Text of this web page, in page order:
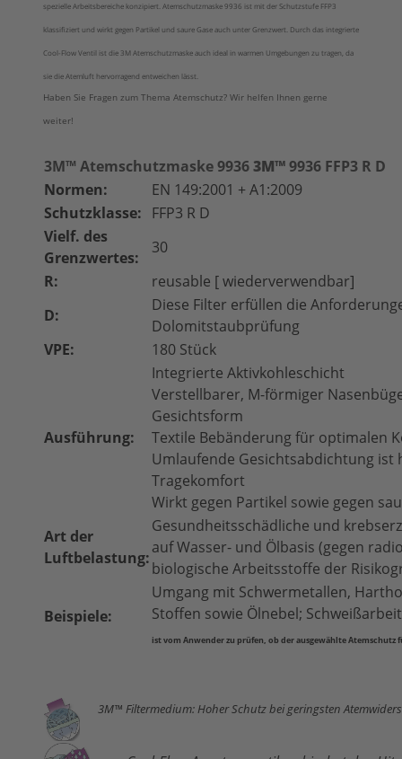
spezielle Arbeitsbereiche konzipiert. Atemschutzmaske 9936 ist mit der Schutzstufe FFP3
klassifiziert und wirkt gegen Partikel und saure Gase auch unter Grenzwert. Durch das integrierte
Cool-Flow Ventil ist die 3M Atemschutzmaske auch ideal in warmen Umgebungen zu tragen, da
sie die Atemluft hervorragend entweichen lässt.
Haben Sie Fragen zum Thema Atemschutz? Wir helfen Ihnen gerne
weiter!
3M™ Atemschutzmaske 99363M™9936 FFP3 R D
Normen:
EN 149:2001 + A1:2009
Schutzklasse: FFP3 R D
Vielf. des
Grenzwertes:
30
R:
reusable [ wiederverwendbar]
D:
Diese Filter erfüllen die
Dolomitstaubprüfung
VPE:
180 Stück
Ausführung:
Integrierte Aktivkohleschicht
Verstellbarer, M-förmiger
Gesichtsform
Textile Bebänderung für optimalen
Umlaufende Gesichtsabdichtung
Tragekomfort
Wirkt gegen Partikel sowie gegen
Art der
Luftbelastung:
Gesundheitsschädliche und
auf Wasser- und Ölbasis (gegen
biologische Arbeitsstoffe der
Beispiele:
Umgang mit Schwermetallen,
Stoffen sowie Ölnebel;
ist vom Anwender zu prüfen, ob der ausgewählte Atemschutz
3M™ Filtermedium: Hoher Schutz bei geringsten